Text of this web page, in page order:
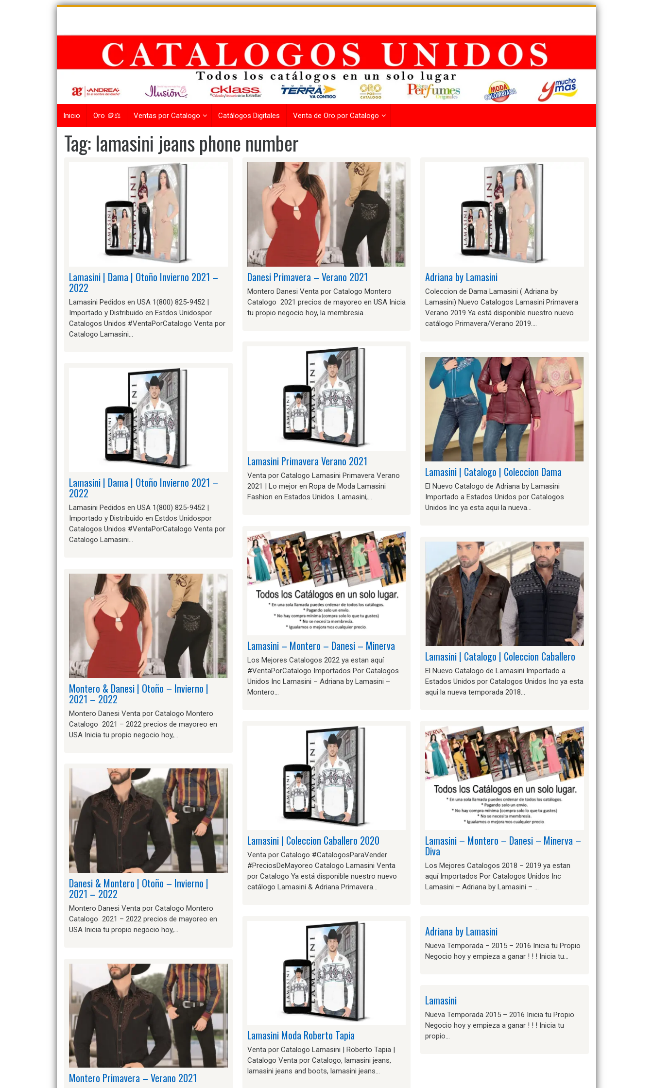
Skip
Inicio Oro 🪙⚖️ Ventas por Catalogo Catálogos Digitales Venta de Oro por Catalogo
Tag: lamasini jeans phone number
Lamasini | Dama | Otoño Invierno 2021 –
2022
Lamasini Pedidos en USA 1(800) 825-9452 |
Importado y Distribuido en Estdos Unidospor
Catalogos Unidos #VentaPorCatalogo Venta por
Catalogo Lamasini…
Lamasini | Dama | Otoño Invierno 2021 –
2022
Lamasini Pedidos en USA 1(800) 825-9452 |
Importado y Distribuido en Estdos Unidospor
Catalogos Unidos #VentaPorCatalogo Venta por
Catalogo Lamasini…
Montero & Danesi | Otoño – Invierno |
2021 – 2022
Montero Danesi Venta por Catalogo Montero
Catalogo 2021 – 2022 precios de mayoreo en
USA Inicia tu propio negocio hoy,…
Danesi & Montero | Otoño – Invierno |
2021 – 2022
Montero Danesi Venta por Catalogo Montero
Catalogo 2021 – 2022 precios de mayoreo en
USA Inicia tu propio negocio hoy,…
Montero Primavera – Verano 2021
Danesi Primavera – Verano 2021
Montero Danesi Venta por Catalogo Montero
Catalogo 2021 precios de mayoreo en USA Inicia
tu propio negocio hoy, la membresia…
Lamasini Primavera Verano 2021
Venta por Catalogo Lamasini Primavera Verano
2021 | Lo mejor en Ropa de Moda Lamasini
Fashion en Estados Unidos. Lamasini,…
Lamasini – Montero – Danesi – Minerva
Los Mejores Catalogos 2022 ya estan aquí
#VentaPorCatalogo Importados Por Catalogos
Unidos Inc Lamasini – Adriana by Lamasini –
Montero…
Lamasini | Coleccion Caballero 2020
Venta por Catalogo #CatalogosParaVender
#PreciosDeMayoreo Catalogo Lamasini Venta
por Catalogo Ya está disponible nuestro nuevo
catálogo Lamasini & Adriana Primavera…
Lamasini Moda Roberto Tapia
Venta por Catalogo Lamasini | Roberto Tapia |
Catalogo Venta por Catalogo, lamasini jeans,
lamasini jeans and boots, lamasini jeans…
Adriana by Lamasini
Coleccion de Dama Lamasini ( Adriana by
Lamasini) Nuevo Catalogos Lamasini Primavera
Verano 2019 Ya está disponible nuestro nuevo
catálogo Primavera/Verano 2019….
Lamasini | Catalogo | Coleccion Dama
El Nuevo Catalogo de Adriana by Lamasini
Importado a Estados Unidos por Catalogos
Unidos Inc ya esta aqui la nueva…
Lamasini | Catalogo | Coleccion Caballero
El Nuevo Catalogo de Lamasini Importado a
Estados Unidos por Catalogos Unidos Inc ya esta
aqui la nueva temporada 2018…
Lamasini – Montero – Danesi – Minerva –
Diva
Los Mejores Catalogos 2018 – 2019 ya estan
aquí Importados Por Catalogos Unidos Inc
Lamasini – Adriana by Lamasini – …
Adriana by Lamasini
Nueva Temporada – 2015 – 2016 Inicia tu Propio
Negocio hoy y empieza a ganar ! ! ! Inicia tu…
Lamasini
Nueva Temporada 2015 – 2016 Inicia tu Propio
Negocio hoy y empieza a ganar ! ! ! Inicia tu
propio…